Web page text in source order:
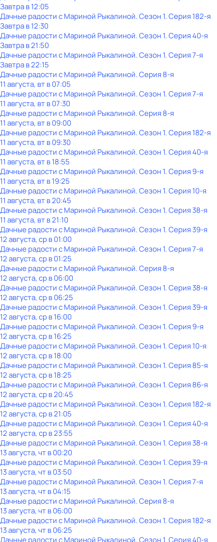
Завтра в 12:05
Дачные радости с Мариной Рыкалиной. Сезон 1. Серия 182-я
Завтра в 12:30
Дачные радости с Мариной Рыкалиной. Сезон 1. Серия 40-я
Завтра в 21:50
Дачные радости с Мариной Рыкалиной. Сезон 1. Серия 7-я
Завтра в 22:15
Дачные радости с Мариной Рыкалиной. Серия 8-я
11 августа, вт в 07:05
Дачные радости с Мариной Рыкалиной. Сезон 1. Серия 7-я
11 августа, вт в 07:30
Дачные радости с Мариной Рыкалиной. Серия 8-я
11 августа, вт в 09:00
Дачные радости с Мариной Рыкалиной. Сезон 1. Серия 182-я
11 августа, вт в 09:30
Дачные радости с Мариной Рыкалиной. Сезон 1. Серия 40-я
11 августа, вт в 18:55
Дачные радости с Мариной Рыкалиной. Сезон 1. Серия 9-я
11 августа, вт в 19:25
Дачные радости с Мариной Рыкалиной. Сезон 1. Серия 10-я
11 августа, вт в 20:45
Дачные радости с Мариной Рыкалиной. Сезон 1. Серия 38-я
11 августа, вт в 21:10
Дачные радости с Мариной Рыкалиной. Сезон 1. Серия 39-я
12 августа, ср в 01:00
Дачные радости с Мариной Рыкалиной. Сезон 1. Серия 7-я
12 августа, ср в 01:25
Дачные радости с Мариной Рыкалиной. Серия 8-я
12 августа, ср в 06:00
Дачные радости с Мариной Рыкалиной. Сезон 1. Серия 38-я
12 августа, ср в 06:25
Дачные радости с Мариной Рыкалиной. Сезон 1. Серия 39-я
12 августа, ср в 16:00
Дачные радости с Мариной Рыкалиной. Сезон 1. Серия 9-я
12 августа, ср в 16:25
Дачные радости с Мариной Рыкалиной. Сезон 1. Серия 10-я
12 августа, ср в 18:00
Дачные радости с Мариной Рыкалиной. Сезон 1. Серия 85-я
12 августа, ср в 18:25
Дачные радости с Мариной Рыкалиной. Сезон 1. Серия 86-я
12 августа, ср в 20:45
Дачные радости с Мариной Рыкалиной. Сезон 1. Серия 182-я
12 августа, ср в 21:05
Дачные радости с Мариной Рыкалиной. Сезон 1. Серия 40-я
12 августа, ср в 23:55
Дачные радости с Мариной Рыкалиной. Сезон 1. Серия 38-я
13 августа, чт в 00:20
Дачные радости с Мариной Рыкалиной. Сезон 1. Серия 39-я
13 августа, чт в 03:50
Дачные радости с Мариной Рыкалиной. Сезон 1. Серия 7-я
13 августа, чт в 04:15
Дачные радости с Мариной Рыкалиной. Серия 8-я
13 августа, чт в 06:00
Дачные радости с Мариной Рыкалиной. Сезон 1. Серия 182-я
13 августа, чт в 06:25
Дачные радости с Мариной Рыкалиной. Сезон 1. Серия 40-я